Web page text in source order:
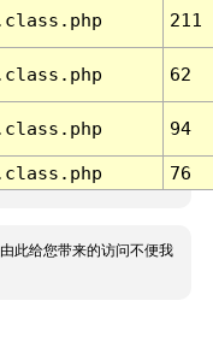
211
62
94
76
此给您带来的访问不便我